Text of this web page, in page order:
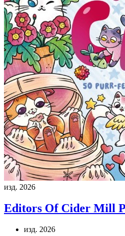
изд. 2026
Editors Of Cider Mill
изд. 2026